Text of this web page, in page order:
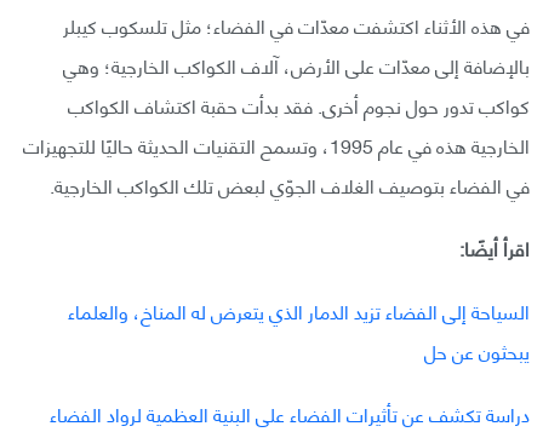
في هذه الأثناء اكتشفت معدّات في الفضاء؛ مثل تلسكوب كيبلر
بالإضافة إلى معدّات على الأرض، آلاف الكواكب الخارجية؛ وهي
كواكب تدور حول نجوم أخرى. فقد بدأت حقبة اكتشاف الكواكب
الخارجية هذه في عام 1995، وتسمح التقنيات الحديثة حاليًا للتجهيزات
في الفضاء بتوصيف الغلاف الجوّي لبعض تلك الكواكب الخارجية.
اقرأ أيضًا:
السياحة إلى الفضاء تزيد الدمار الذي يتعرض له المناخ، والعلماء
يبحثون عن حل
دراسة تكشف عن تأثيرات الفضاء على البنية العظمية لرواد الفضاء